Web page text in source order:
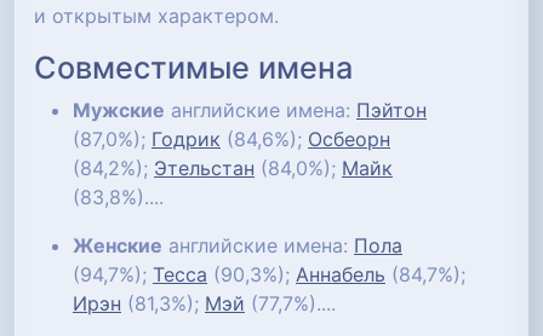
и открытым характером.
Совместимые имена
Мужские английские имена: Пэйтон
(87,0%); Годрик (84,6%); Осбеорн
(84,2%); Этельстан (84,0%); Майк
(83,8%)....
Женские английские имена: Пола
(94,7%); Тесса (90,3%); Аннабель (84,7%);
Ирэн (81,3%); Мэй (77,7%)....